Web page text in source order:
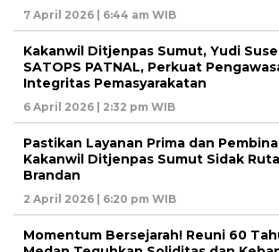
7 April 2026 | 6:44 am WIB
Kakanwil Ditjenpas Sumut, Yudi
SATOPS PATNAL, Perkuat
Integritas Pemasyarakatan
6 April 2026 | 2:32 pm WIB
Pastikan Layanan Prima dan
Kakanwil Ditjenpas Sumut Sidak
Brandan
2 April 2026 | 6:20 pm WIB
Momentum Bersejarah! Reuni 60